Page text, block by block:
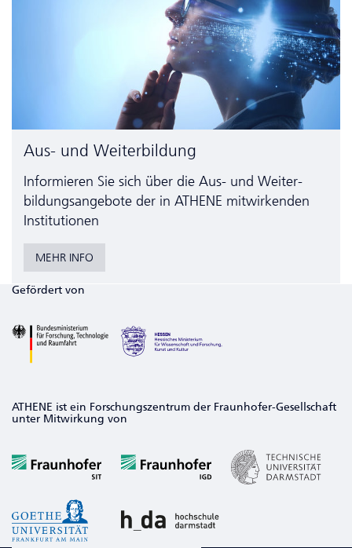
Aus- und Weiterbildung
Informieren Sie sich über die Aus- und Weiter­
bildungs­angebote der in ATHENE mitwirkenden
Institutionen
MEHR INFO
Gefördert von
ATHENE ist ein Forschungszentrum der Fraunhofer-Gesellschaft
unter Mitwirkung von